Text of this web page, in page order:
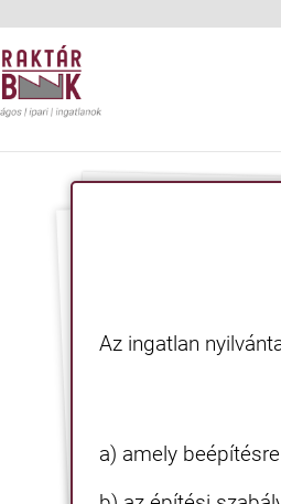
Az ingatlan
Építési
a) amely